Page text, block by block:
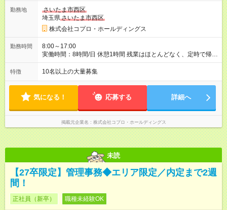
勤務地
さいたま市西区
埼玉県さいたま市西区
株式会社コプロ・ホールディングス
勤務時間
8:00～17:00
実働時間：8時間/日 休憩1時間 残業はほとんどなく、定時で帰れ
る日が多い働き方です。 毎日の業務は進捗管理や事務が中心な
ので、 「今日やるべき仕事」が終われば、自然と区切りをつけ
方を大切にしています。
特徴 10名以上の大量募集
気になる！ 応募する 詳細へ
掲載元企業名 株式会社コプロ・ホールディングス
未読
【27卒限定】管理事務◆エリア限定／内定まで2週
間！
正社員（新卒） 職種未経験OK